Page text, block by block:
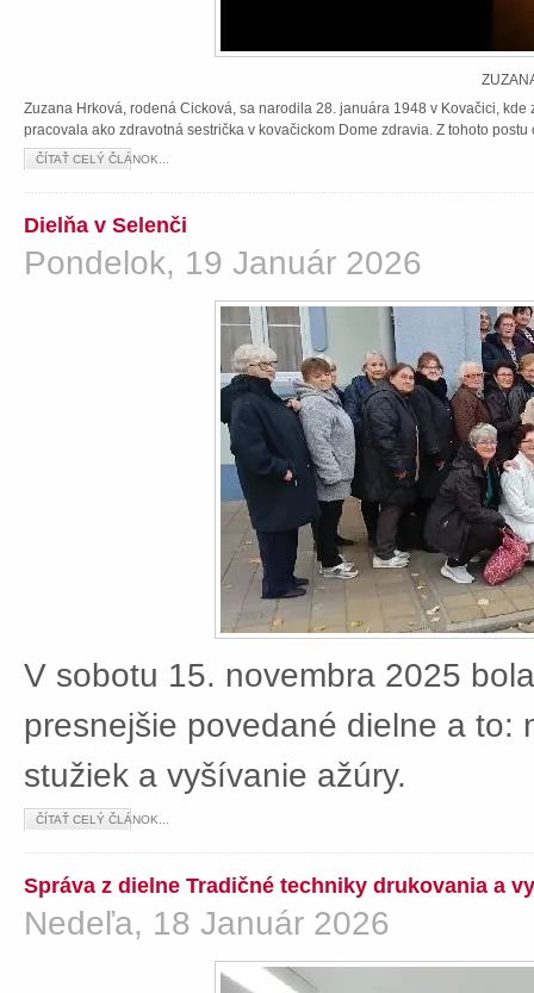
Zuzana Hrková, rodená Cicková, sa narodila 28. januára 1948 v Kovačici,
pracovala ako zdravotná sestrička v kovačickom Dome zdravia. Z tohoto
ČÍTAŤ CELÝ ČLÁNOK...
Dielňa v Selenči
Pondelok, 19 Január 2026
V sobotu 15. novembra 2025
presnejšie povedané dielne a to:
stužiek a vyšívanie ažúry.
ČÍTAŤ CELÝ ČLÁNOK...
Správa z dielne Tradičné techniky drukovania a
Nedeľa, 18 Január 2026